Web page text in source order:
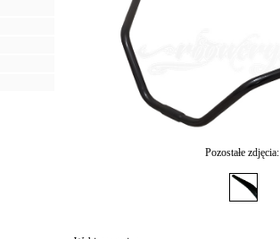
Pozostałe zdjęcia: